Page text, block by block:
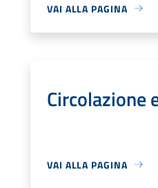
VAI ALLA PAGINA
Circolazione
VAI ALLA PAGINA